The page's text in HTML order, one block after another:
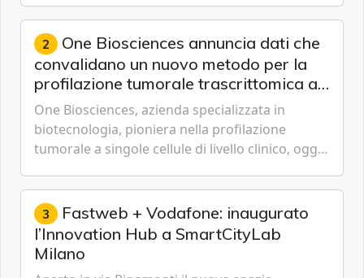
sostenibilità 2026, una panora...
2 One Biosciences annuncia dati che
convalidano un nuovo metodo per la
profilazione tumorale trascrittomica a
singole cellule da campioni istologici
One Biosciences, azienda specializzata in
biotecnologia, pioniera nella profilazione
tumorale a singole cellule di livello clinico, oggi
espressione dell'...
3 Fastweb + Vodafone: inaugurato
l’Innovation Hub a SmartCityLab
Milano